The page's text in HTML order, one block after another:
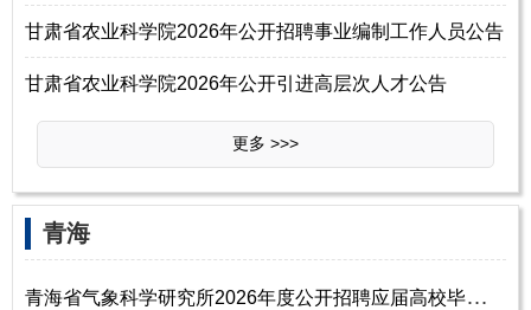
甘肃省农业科学院2026年公开招聘事业编制工作人员公告
甘肃省农业科学院2026年公开引进高层次人才公告
更多 >>>
‌‌青海
青
海省气象科学研究所2026年度公开招聘应届高校毕业生公告（第二批次）